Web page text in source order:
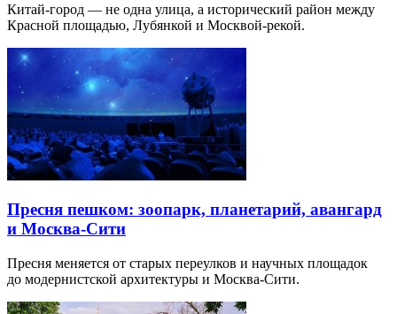
Китай-город — не одна улица, а исторический район между
Красной площадью, Лубянкой и Москвой-рекой.
Пресня пешком: зоопарк, планетарий, авангард
и Москва-Сити
Пресня меняется от старых переулков и научных площадок
до модернистской архитектуры и Москва-Сити.